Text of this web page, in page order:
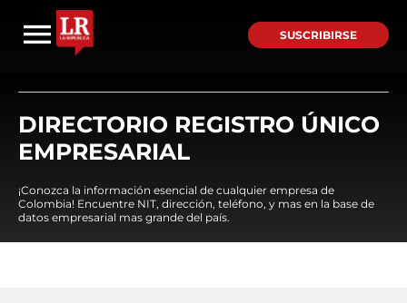
SUSCRIBIRSE
DIRECTORIO REGISTRO ÚNICO
EMPRESARIAL
¡Conozca la información esencial de cualquier empresa de
Colombia! Encuentre NIT, dirección, teléfono, y mas en la base de
datos empresarial mas grande del país.